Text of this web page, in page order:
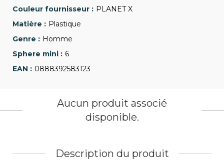
PLANET X
Plastique
Homme
6
0888392583123
Description du produit
Aucun produit associé
disponible.